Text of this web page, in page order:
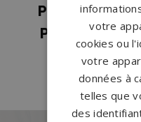
Pompes
Pompesvotre
cookies ou
votre
données à
telles que
des